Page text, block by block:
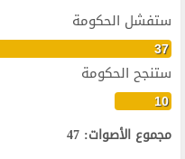
ستفشل الحكومة
37
ستنجح الحكومة
10
مجموع الأصوات: 47